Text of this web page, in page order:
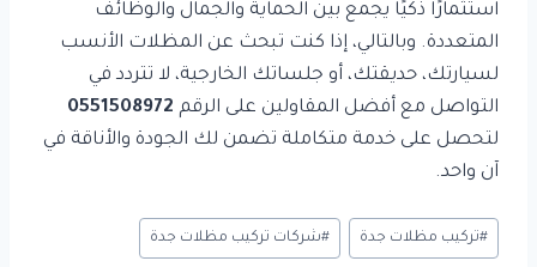
استثمارًا ذكيًا يجمع بين الحماية والجمال والوظائف
المتعددة. وبالتالي، إذا كنت تبحث عن المظلات الأنسب
لسيارتك، حديقتك، أو جلساتك الخارجية، لا تتردد في
التواصل مع أفضل المقاولين على الرقم 0551508972
لتحصل على خدمة متكاملة تضمن لك الجودة والأناقة في
آن واحد.
وسوم
المقال:
#تركيب مظلات جدة #شركات تركيب مظلات جدة